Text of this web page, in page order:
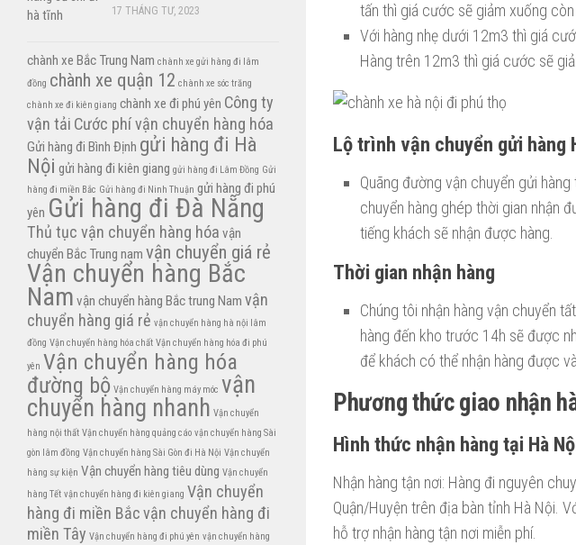
tấn thì giá cước sẽ giảm xuống
Với hàng nhẹ dưới 12m3 thì giá
Hàng trên 12m3 thì giá cước sẽ
Lộ trình vận chuyển gửi hàng
Quãng đường vận chuyển gửi
chuyển hàng ghép thời gian nhận
tiếng khách sẽ nhận được hàng.
Thời gian nhận hàng
Chúng tôi nhận hàng vận chuyển
hàng đến kho trước 14h sẽ được
để khách có thể nhận hàng được
Phương thức giao nhận
Hình thức nhận hàng tại Hà
Nhận hàng tận nơi: Hàng đi nguyên
Quận/Huyện trên địa bàn tỉnh Hà Nội.
hỗ trợ nhận hàng tận nơi miễn phí.
17 THÁNG TƯ, 2023
chành xe Bắc Trung Nam chành xe gửi hàng đi lâm
đồng chành xe quận 12 chành xe sóc trăng
chành xe đi kiên giang chành xe đi phú yên Công ty
vận tải Cước phí vận chuyển hàng hóa
Gửi hàng đi Bình Định gửi hàng đi Hà
Nội gửi hàng đi kiên giang gửi hàng đi Lâm Đồng Gửi
hàng đi miền Bắc Gửi hàng đi Ninh Thuận gửi hàng đi phú
yên Gửi hàng đi Đà Nẵng
Thủ tục vận chuyển hàng hóa vận
chuyển Bắc Trung nam vận chuyển giá rẻ
Vận chuyển hàng Bắc
Nam vận chuyển hàng Bắc trung Nam vận
chuyển hàng giá rẻ vận chuyển hàng hà nội lâm
đồng Vận chuyển hàng hóa chất Vận chuyển hàng hóa đi phú
yên Vận chuyển hàng hóa
đường bộ Vận chuyển hàng máy móc vận
chuyển hàng nhanh Vận chuyển
hàng nội thất Vận chuyển hàng quảng cáo vận chuyển hàng Sài
gòn lâm đồng Vận chuyển hàng Sài Gòn đi Hà Nội Vận chuyển
hàng sự kiện Vận chuyển hàng tiêu dùng Vận chuyển
hàng Tết vận chuyển hàng đi kiên giang Vận chuyển
hàng đi miền Bắcvận chuyển hàng đi
miền Tây Vận chuyển hàng đi phú yên vận chuyển hàng